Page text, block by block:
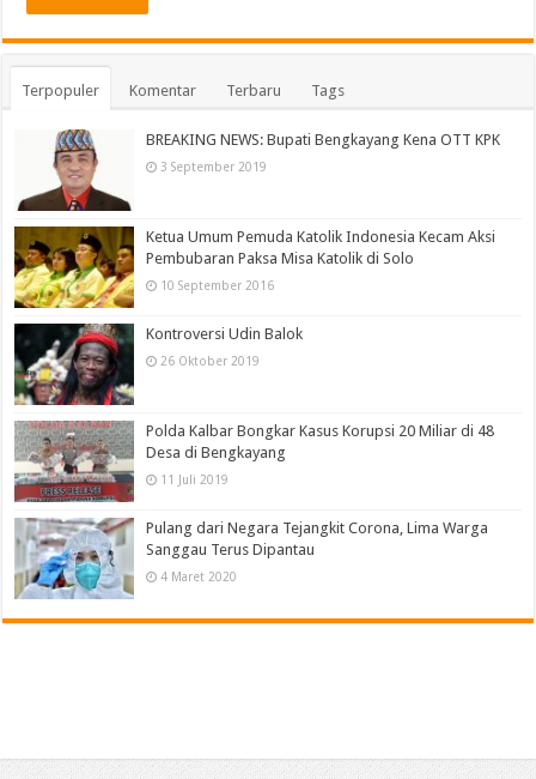
Terpopuler Komentar Terbaru Tags
BREAKING NEWS: Bupati Bengkayang Kena OTT KPK
3 September 2019
Ketua Umum Pemuda Katolik Indonesia Kecam Aksi
Pembubaran Paksa Misa Katolik di Solo
10 September 2016
Kontroversi Udin Balok
26 Oktober 2019
Polda Kalbar Bongkar Kasus Korupsi 20 Miliar di 48
Desa di Bengkayang
11 Juli 2019
Pulang dari Negara Tejangkit Corona, Lima Warga
Sanggau Terus Dipantau
4 Maret 2020